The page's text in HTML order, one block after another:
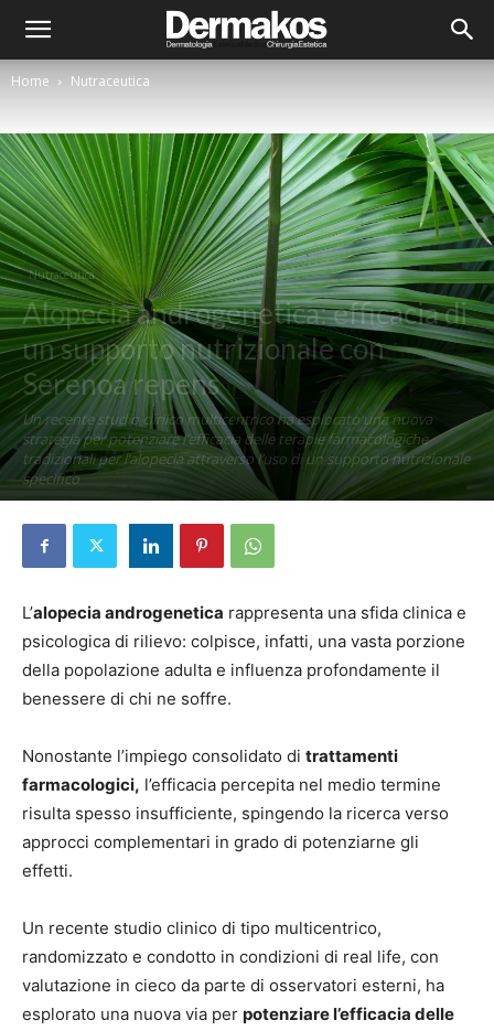
Home Nutraceutica
Nutraceutica
Alopecia androgenetica: efficacia di
un supporto nutrizionale con
Serenoa repens
Un recente studio clinico multicentrico ha esplorato una nuova
strategia per potenziare l’efficacia delle terapie farmacologiche
tradizionali per l’alopecia attraverso l’uso di un supporto nutrizionale
specifico
L’alopecia androgenetica rappresenta una sfida clinica e
psicologica di rilievo: colpisce, infatti, una vasta porzione
della popolazione adulta e influenza profondamente il
benessere di chi ne soffre.
Nonostante l’impiego consolidato di trattamenti
farmacologici, l’efficacia percepita nel medio termine
risulta spesso insufficiente, spingendo la ricerca verso
approcci complementari in grado di potenziarne gli
effetti.
Un recente studio clinico di tipo multicentrico,
randomizzato e condotto in condizioni di real life, con
valutazione in cieco da parte di osservatori esterni, ha
esplorato una nuova via per potenziare l’efficacia delle